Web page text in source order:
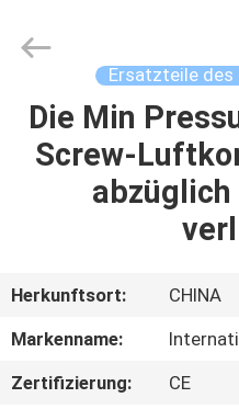
ZU
HAUSE
ÜBER
UNS
Reserved.
Ersatzteile
Die Min
Screw-
abzüglich
Herkunftsort:
CHINA
Markenname:
Zertifizierung:
CE